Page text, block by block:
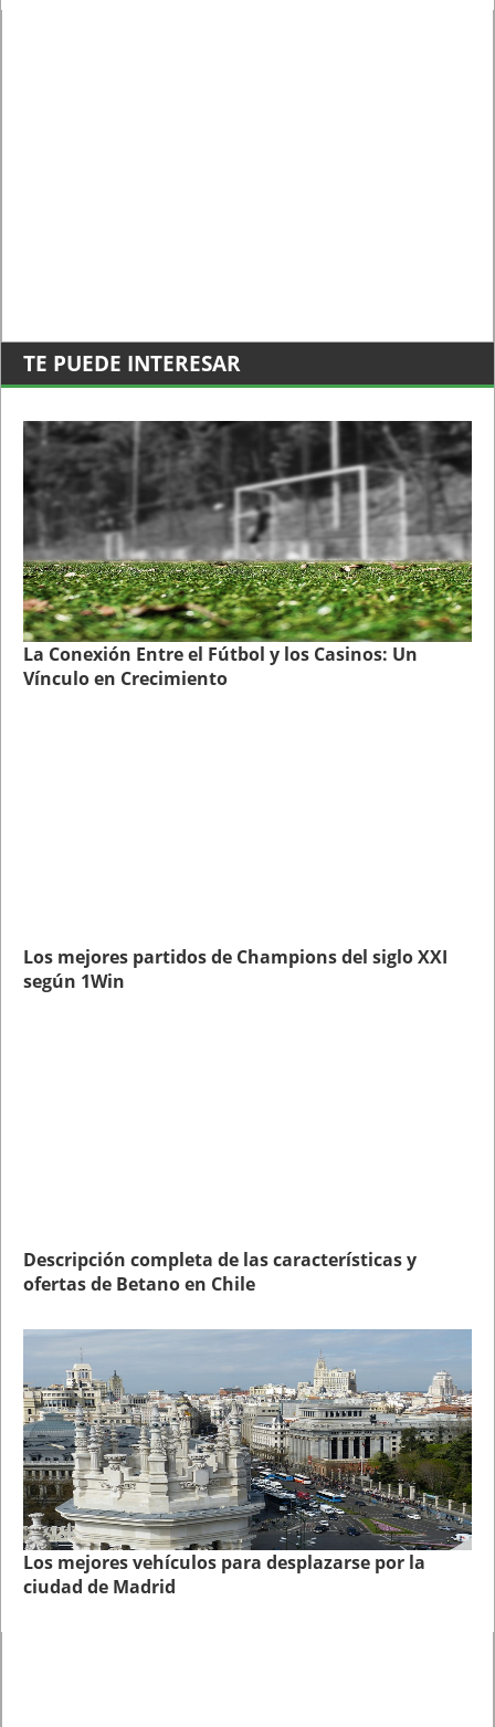
TE PUEDE INTERESAR
La Conexión Entre el Fútbol y los Casinos: Un
Vínculo en Crecimiento
Los mejores partidos de Champions del siglo XXI
según 1Win
Descripción completa de las características y
ofertas de Betano en Chile
Los mejores vehículos para desplazarse por la
ciudad de Madrid